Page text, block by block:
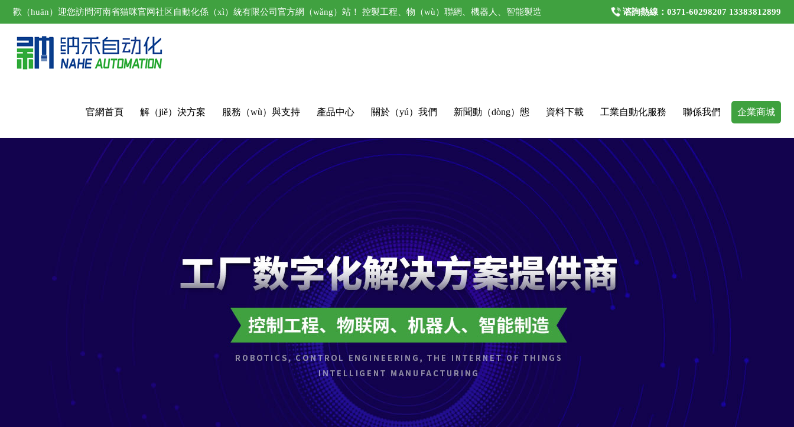
歡（huān）迎您訪問河南省猫咪官网社区自動化係（xì）統有限公司官方網（wǎng）站！ 控製工程、物（wù）聯網、機器人、智能製造 谘詢熱線：0371-60298207 13383812899
官網首頁 解（jiě）決方案 服務（wù）與支持 產品中心 關於（yú）我們 新聞動（dòng）態 資料下載 工業自動化服務 聯係我們 企業商城